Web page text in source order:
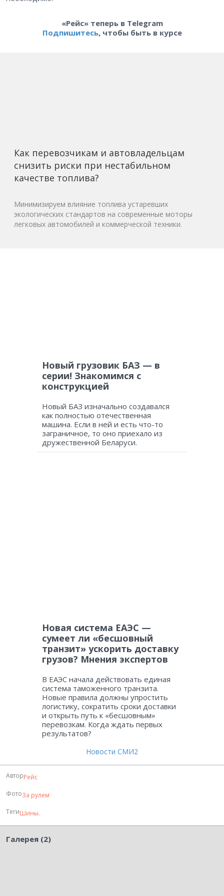
«Рейс» теперь в Telegram
Подпишитесь, чтобы быть в курсе
Как перевозчикам и автовладельцам
снизить риски при нестабильном
качестве топлива?
Минимизируем влияние топлива устаревших
экологических стандартов на современные моторы
легковых автомобилей и коммерческой техники.
Новый грузовик БАЗ — в
серии! Знакомимся с
конструкцией
Новый БАЗ изначально создавался
как полностью отечественная
машина. Если в ней и есть что-то
заграничное, то оно приехало из
дружественной Беларуси.
Новая система ЕАЭС —
сумеет ли «бесшовный
транзит» ускорить доставку
грузов? Мнения экспертов
В ЕАЭС начала действовать единая
система таможенного транзита.
Новые правила должны упростить
логистику, сократить сроки доставки
и открыть путь к «бесшовным»
перевозкам. Когда ждать первых
результатов?
Новости СМИ2
АвторРейс
ФотоЗа рулем
ТегиШины.
Галерея (2)